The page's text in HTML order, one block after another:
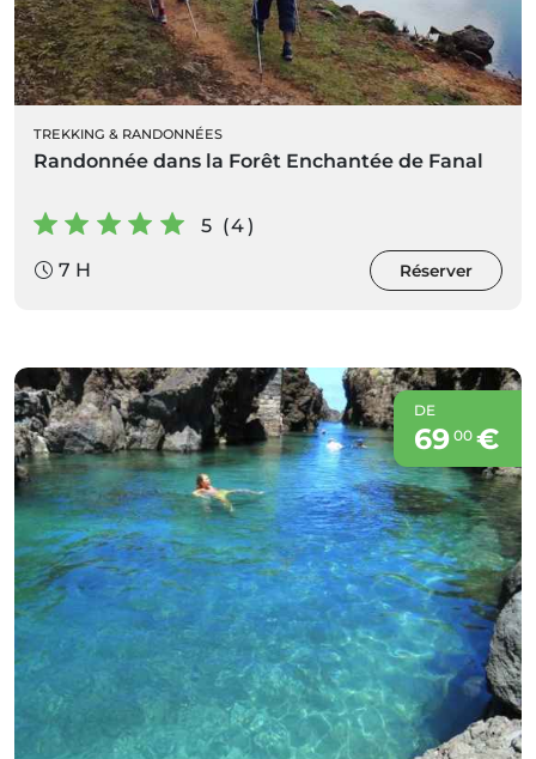
TREKKING & RANDONNÉES
Randonnée dans la Forêt Enchantée de Fanal
5 (4)
7 H
Réserver
DE
69 00€